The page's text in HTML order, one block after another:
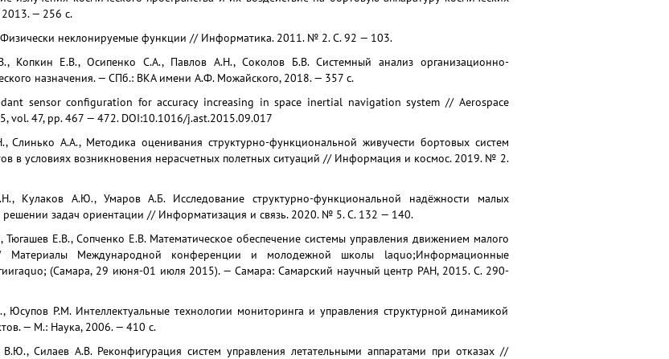
— 256 c.
неклонируемые функции // Информатика. 2011. № 2. С. 92 — 103.
Копкин Е.В., Осипенко С.А., Павлов А.Н., Соколов Б.В. Системный анализ организационно-
назначения. — СПб.: ВКА имени А.Ф. Можайского, 2018. — 357 с.
sensor configuration for accuracy increasing in space inertial navigation system // Aerospace
vol. 47, pp. 467 — 472. DOI:10.1016/j.ast.2015.09.017
Слинько А.А., Методика оценивания структурно-функциональной живучести бортовых систем
в условиях возникновения нерасчетных полетных ситуаций // Информация и космос. 2019. № 2.
Кулаков А.Ю., Умаров А.Б. Исследование структурно-функциональной надёжности малых
решении задач ориентации // Информатизация и связь. 2020. № 5. С. 132 — 140.
Е.В., Сопченко Е.В. Математическое обеспечение системы управления движением малого
// Материалы Международной конференции и молодежной школы laquo;Информационные
(Самара, 29 июня-01 июля 2015). — Самара: Самарский научный центр РАН, 2015. С. 290-
Р.М. Интеллектуальные технологии мониторинга и управления структурной динамикой
— М.: Наука, 2006. — 410 с.
Силаев А.В. Реконфигурация систем управления летательными аппаратами при отказах //